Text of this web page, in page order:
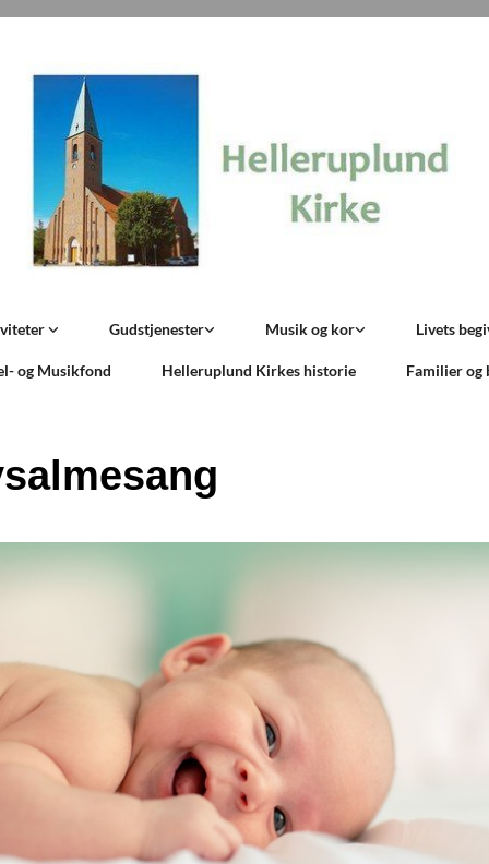
Gudstjenester Musik og kor Livets
og Musikfond Helleruplund Kirkes historie Familier og